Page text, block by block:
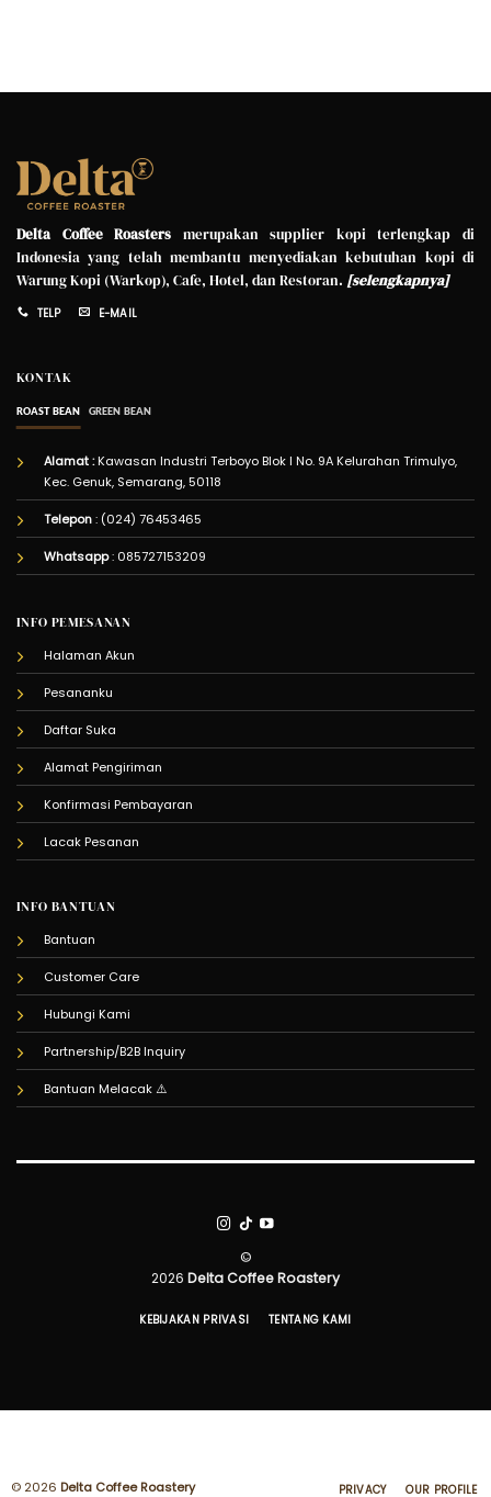
Delta Coffee Roasters merupakan supplier kopi terlengkap di
Indonesia yang telah membantu menyediakan kebutuhan kopi di
Warung Kopi (Warkop), Cafe, Hotel, dan Restoran. [selengkapnya]
TELP E-MAIL
KONTAK
ROAST BEAN GREEN BEAN
Alamat :Kawasan Industri Terboyo Blok I No. 9A Kelurahan Trimulyo,
Kec. Genuk, Semarang, 50118
Telepon: (024) 76453465
Whatsapp: 085727153209
INFO PEMESANAN
Halaman Akun
Pesananku
Daftar Suka
Alamat Pengiriman
Konfirmasi Pembayaran
Lacak Pesanan
INFO BANTUAN
Bantuan
Customer Care
Hubungi Kami
Partnership/B2B Inquiry
Bantuan Melacak
©
2026 Delta Coffee Roastery
KEBIJAKAN PRIVASI TENTANG KAMI
© 2026 Delta Coffee Roastery PRIVACY OUR PROFILE